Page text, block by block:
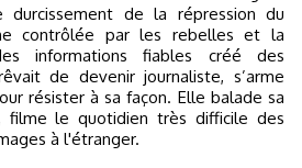
durcissement de la répression du
contrôlée par les rebelles et la
informations fiables créé des
de devenir journaliste, s’arme
résister à sa façon. Elle balade sa
filme le quotidien très difficile des
à l'étranger.